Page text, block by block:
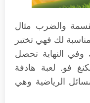
والضرب مثال
لك فهي تختبر
وفي النهاية تحصل
فو. لعبة هادفة
الرياضية وهي